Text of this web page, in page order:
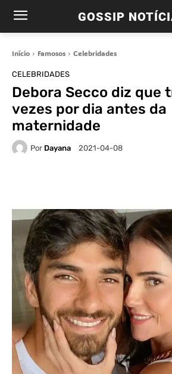
GOSSIP
Início Famosos Celebridades
CELEBRIDADES
Debora Secco diz que
vezes por dia antes da
maternidade
Por Dayana 2021-04-08